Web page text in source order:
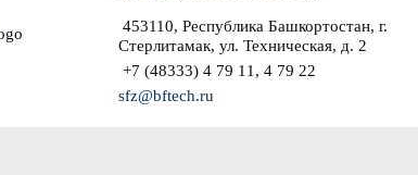
453110, Республика Башкортостан, г.
Стерлитамак, ул. Техническая, д. 2
+7 (48333) 4 79 11, 4 79 22
sfz@bftech.ru